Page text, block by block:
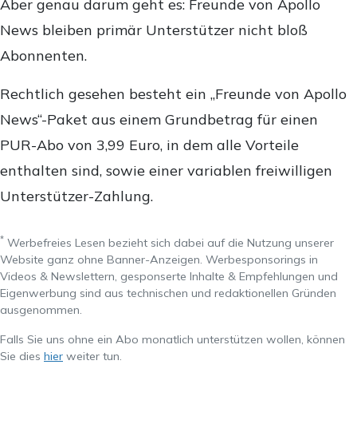
Aber genau darum geht es: Freunde von Apollo
News bleiben primär Unterstützer nicht bloß
Abonnenten.
Rechtlich gesehen besteht ein „Freunde von Apollo
News“-Paket aus einem Grundbetrag für einen
PUR-Abo von 3,99 Euro, in dem alle Vorteile
enthalten sind, sowie einer variablen freiwilligen
Unterstützer-Zahlung.
* Werbefreies Lesen bezieht sich dabei auf die Nutzung unserer
Website ganz ohne Banner-Anzeigen. Werbesponsorings in
Videos & Newslettern, gesponserte Inhalte & Empfehlungen und
Eigenwerbung sind aus technischen und redaktionellen Gründen
ausgenommen.
Falls Sie uns ohne ein Abo monatlich unterstützen wollen, können
Sie dies hier weiter tun.